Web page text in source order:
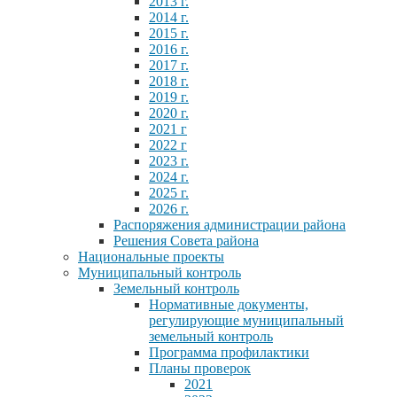
2014 г.
2015 г.
2016 г.
2017 г.
2018 г.
2019 г.
2020 г.
2021 г
2022 г
2023 г.
2024 г.
2025 г.
2026 г.
Распоряжения администрации района
Решения Совета района
Национальные проекты
Муниципальный контроль
Земельный контроль
Нормативные документы,
регулирующие муниципальный
земельный контроль
Программа профилактики
Планы проверок
2021